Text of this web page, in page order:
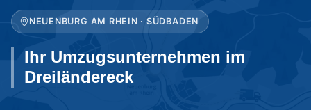
NEUENBURG AM RHEIN · SÜDBADEN
Ihr Umzugsunternehmen im
Dreiländereck